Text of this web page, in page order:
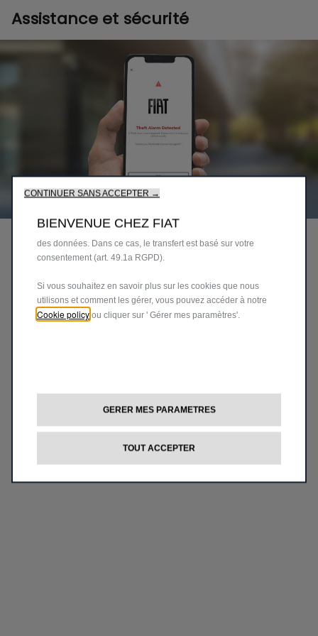
Assistance et sécurité
CONTINUER SANS ACCEPTER →
BIENVENUE CHEZ FIAT
Nous utilisons des cookies afin de vous offrir la meilleure
expérience sur notre site. Les cookies nous permettent de vous
fournir des fonctionnalités essentielles telles que la sécurité, la
gestion du réseau et l’accessibilité. Ils améliorent la convivialité
et les performances grâce à diverses fonctionnalités telles que
la reconnaissance de la langue, les résultats de recherche et
améliorent ainsi ce que nous vous offrons. Notre site peut
également utiliser des cookies tiers pour envoyer des publicités
qui vous sont davantage adaptées. Certains cookies peuvent
être traités par des tiers situés dans des pays en dehors de
l'Espace économique européen (EEE) qui peuvent ne pas
autorités européennes compétentes en matière de protection
des données. Dans ce cas, le transfert est basé sur votre
consentement (art. 49.1a RGPD).
Si vous souhaitez en savoir plus sur les cookies que nous
utilisons et comment les gérer, vous pouvez accéder à notre
Cookie policy ou cliquer sur ' Gérer mes paramètres'.
GERER MES PARAMETRES
TOUT ACCEPTER